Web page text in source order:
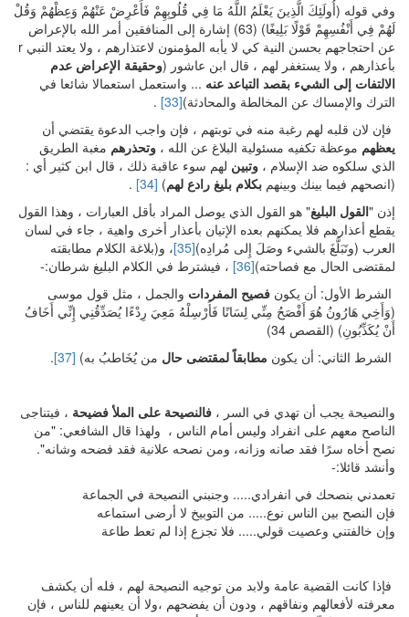
وفي قوله (أُولَئِكَ الَّذِينَ يَعْلَمُ اللَّهُ مَا فِي قُلُوبِهِمْ فَأَعْرِضْ عَنْهُمْ وَعِظْهُمْ وَقُلْ
لَهُمْ فِي أَنْفُسِهِمْ قَوْلًا بَلِيغًا) (63) إشارة إلى المنافقين أمر الله بالإعراض
عن احتجاجهم بحسن النية كي لا يأبه المؤمنون لاعتذارهم ، ولا يعتد النبي r
بأعذارهم ، ولا يستغفر لهم ، قال ابن عاشور (وحقيقة الإعراض عدم
الالتفات إلى الشيء بقصد التباعد عنه ... واستعمل استعمالا شائعا في
الترك والإمساك عن المخالطة والمحادثة)[33]
.
فإن لان قلبه لهم رغبة منه في توبتهم ، فإن واجب الدعوة يقتضي أن
يعظهم موعظة تكفيه مسئولية البلاغ عن الله ، وتحذرهم مغبة الطريق
الذي سلكوه ضد الإسلام ، وتبين لهم سوء عاقبة ذلك ، قال ابن كثير أي :
(انصحهم فيما بينك وبينهم بكلام بليغ رادع لهم)
[34]
.
إذن "القول البليغ" هو القول الذي يوصل المراد بأقل العبارات ، وهذا القول
يقطع أعذارهم فلا يمكنهم بعده الإتيان بأعذار أخرى واهية ، جاء في لسان
العرب (وتَبَلَّغَ بالشيء وصَلَ إِلى مُرادِه)[35]
، و(بلاغة الكلام مطابقته
لمقتضى الحال مع فصاحته)[36]
، فيشترط في الكلام البليغ شرطان:-
الشرط الأول: أن يكون فصيح المفردات والجمل ، مثل قول موسى
(وَأَخِي هَارُونُ هُوَ أَفْصَحُ مِنِّي لِسَانًا فَأَرْسِلْهُ مَعِيَ رِدْءًا يُصَدِّقُنِي إِنِّي أَخَافُ
أَنْ يُكَذِّبُونِ) (القصص 34)
الشرط الثاني: أن يكون مطابقاً لمقتضى حال من يُخَاطبُ به) [37]
.
والنصيحة يجب أن تهدي في السر ، فالنصيحة على الملأ فضيحة ، فيتناجى
الناصح معهم على انفراد وليس أمام الناس ، ولهذا قال الشافعي: "من
نصح أخاه سرًا فقد صانه وزانه، ومن نصحه علانية فقد فضحه وشانه".
وأنشد قائلا:-
تعمدني بنصحك في انفرادي..... وجنبني النصيحة في الجماعة
فإن النصح بين الناس نوع..... من التوبيخ لا أرضى استماعه
وإن خالفتني وعصيت قولي..... فلا تجزع إذا لم تعط طاعة
فإذا كانت القضية عامة ولابد من توجيه النصيحة لهم ، فله أن يكشف
معرفته لأفعالهم ونفاقهم ، ودون أن يفضحهم ،ولا أن يعينهم للناس ، فإن